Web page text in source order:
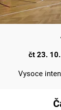
čt 23. 10.
Vysoce